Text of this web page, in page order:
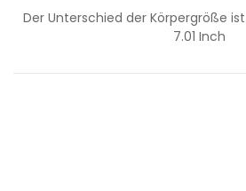
Der Unterschied der Körpergröße ist
7.01 Inch